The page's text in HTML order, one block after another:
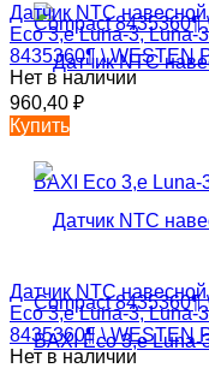
Датчик NTC
Eco 3,е Luna-3, Luna-
8435360¶ \ WESTEN
Нет в наличии
960,40 ₽
Купить
Датчик NTC
Eco 3,е Luna-3, Luna-
8435360¶ \ WESTEN
Нет в наличии